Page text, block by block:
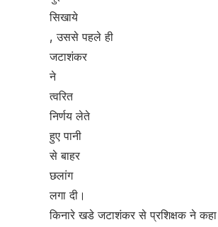
सिखाये
, उससे पहले ही
जटाशंकर
ने
त्वरित
निर्णय लेते
हुए पानी
से बाहर
छलांग
लगा दी।
किनारे खडे जटाशंकर से प्रशिक्षक ने